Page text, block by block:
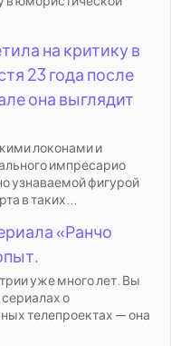
на критику в
23 года после
она выглядит
локонами и
импресарио
узнаваемой фигурой
в таких...
«Ранчо
уже много лет. Вы
о
телепроектах — она